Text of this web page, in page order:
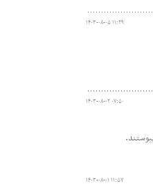
۱۴۰۳-۰۸-۰۵ ۱۱:۲۹
۱۴۰۳-۰۸-۰۲ ۰۷:۵۰
۱۴۰۳-۰۸-۰۱ ۱۱:۵۷